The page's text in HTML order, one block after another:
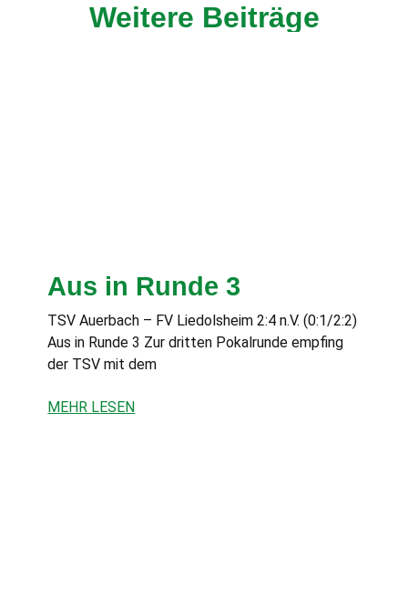
Weitere Beiträge
Aus in Runde 3
TSV Auerbach – FV Liedolsheim 2:4 n.V. (0:1/2:2)
Aus in Runde 3 Zur dritten Pokalrunde empfing
der TSV mit dem
MEHR LESEN